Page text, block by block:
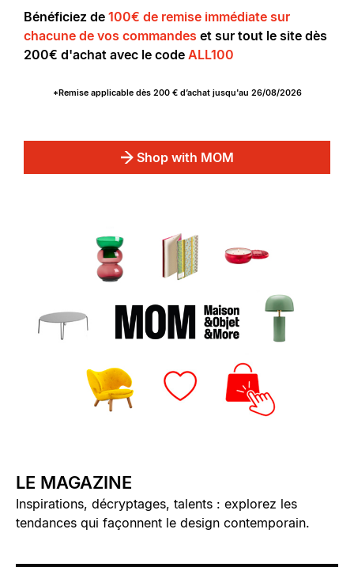
Bénéficiez de 100€ de remise immédiate sur
chacune de vos commandes et sur tout le site dès
200€ d'achat avec le code ALL100
*Remise applicable dès 200 € d’achat jusqu'au 26/08/2026
Shop with MOM
LE MAGAZINE
Inspirations, décryptages, talents : explorez les
tendances qui façonnent le design contemporain.